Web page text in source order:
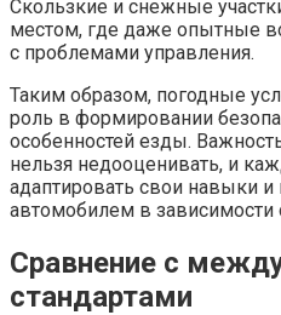
Скользкие и снежные
местом, где даже опытные
с проблемами управления.
Таким образом, погодные
роль в формировании
особенностей езды.
нельзя недооценивать, и
адаптировать свои навыки
автомобилем в зависимости
Сравнение с
стандартами